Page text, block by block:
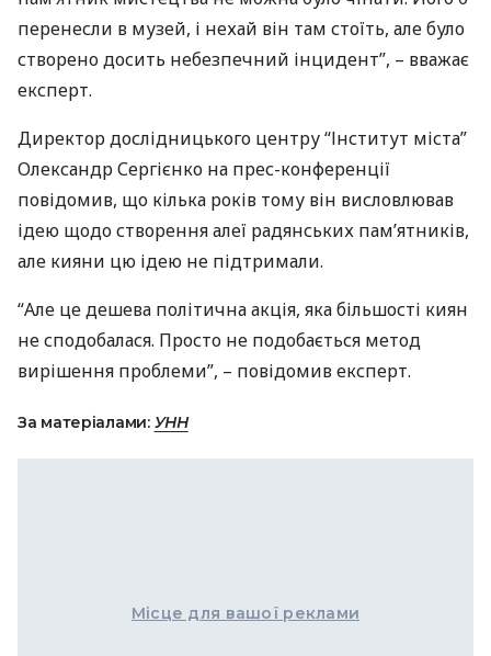
перенесли в музей, і нехай він там стоїть, але було
створено досить небезпечний інцидент”, – вважає
експерт.
Директор дослідницького центру “Інститут міста”
Олександр Сергієнко на прес-конференції
повідомив, що кілька років тому він висловлював
ідею щодо створення алеї радянських пам’ятників,
але кияни цю ідею не підтримали.
“Але це дешева політична акція, яка більшості киян
не сподобалася. Просто не подобається метод
вирішення проблеми”, – повідомив експерт.
За матеріалами: УНН
Місце для вашої реклами